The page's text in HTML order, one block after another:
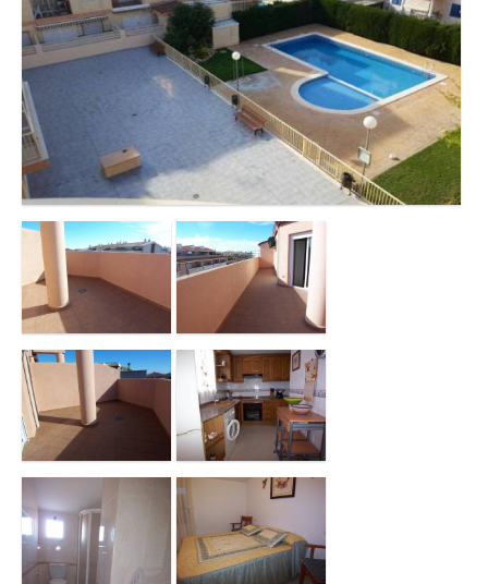
Cert. Energéticos
Peticiones
Contacto
Oficina Canet de Berenguer
Oficina de Moncofa
Oficina de Valencia
Oficina Canet de Berenguer 2
Oficina Almenara